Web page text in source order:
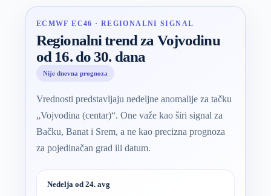
ECMWF EC46 · REGIONALNI SIGNAL
Regionalni trend za Vojvodinu
od 16. do 30. dana
Nije dnevna prognoza
Vrednosti predstavljaju nedeljne anomalije za tačku
„Vojvodina (centar)“. One važe kao širi signal za
Bačku, Banat i Srem, a ne kao precizna prognoza
za pojedinačan grad ili datum.
Nedelja od 24. avg